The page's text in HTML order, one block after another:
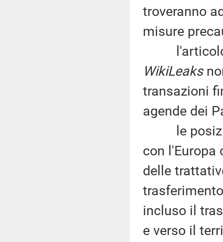
troveranno
misure
l'articolo
WikiLeaks
transazioni
agende dei
le
con l'Europa
delle
incluso il
e verso il